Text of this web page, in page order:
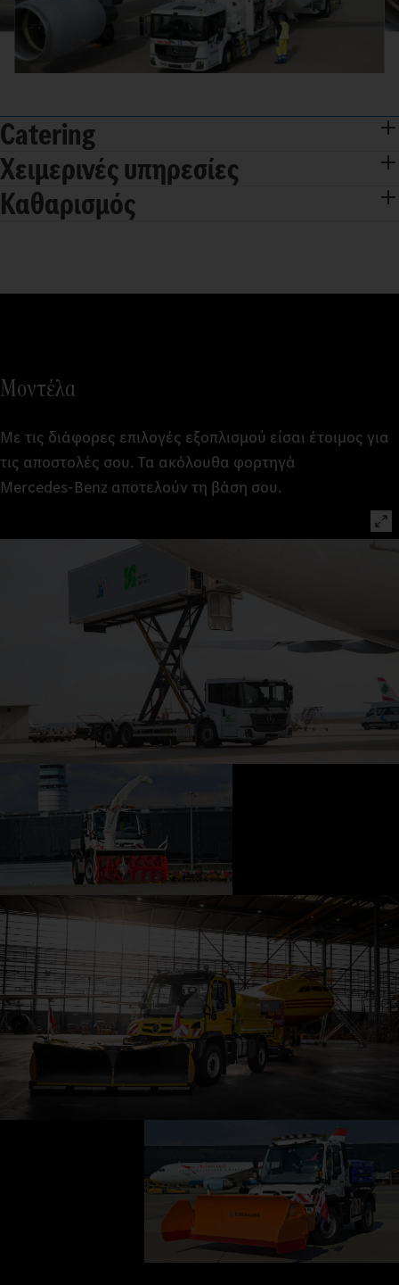
Catering
Χειμερινές υπηρεσίες
Καθαρισμός
Μοντέλα
Με τις διάφορες επιλογές εξοπλισμού είσαι έτοιμος για
τις αποστολές σου. Τα ακόλουθα φορτηγά
Mercedes‑Benz αποτελούν τη βάση σου.